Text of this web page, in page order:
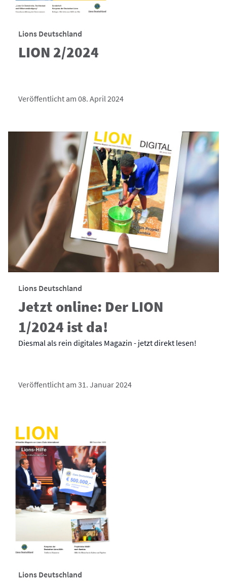
Lions Deutschland
LION 2/2024
Veröffentlicht am 08. April 2024
Lions Deutschland
Jetzt online: Der LION
1/2024 ist da!
Diesmal als rein digitales Magazin - jetzt direkt lesen!
Veröffentlicht am 31. Januar 2024
Lions Deutschland